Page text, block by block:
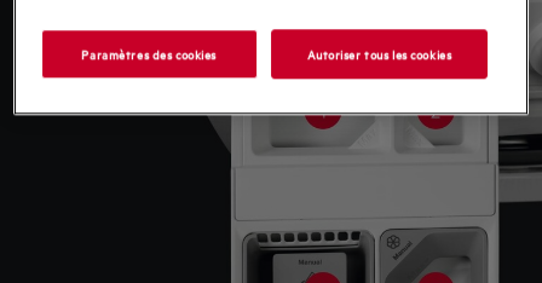
Paramètres des cookies Autoriser tous les cookies